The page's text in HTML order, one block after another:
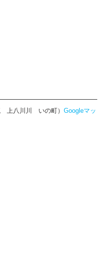
　上八川川　いの町） Googleマッ